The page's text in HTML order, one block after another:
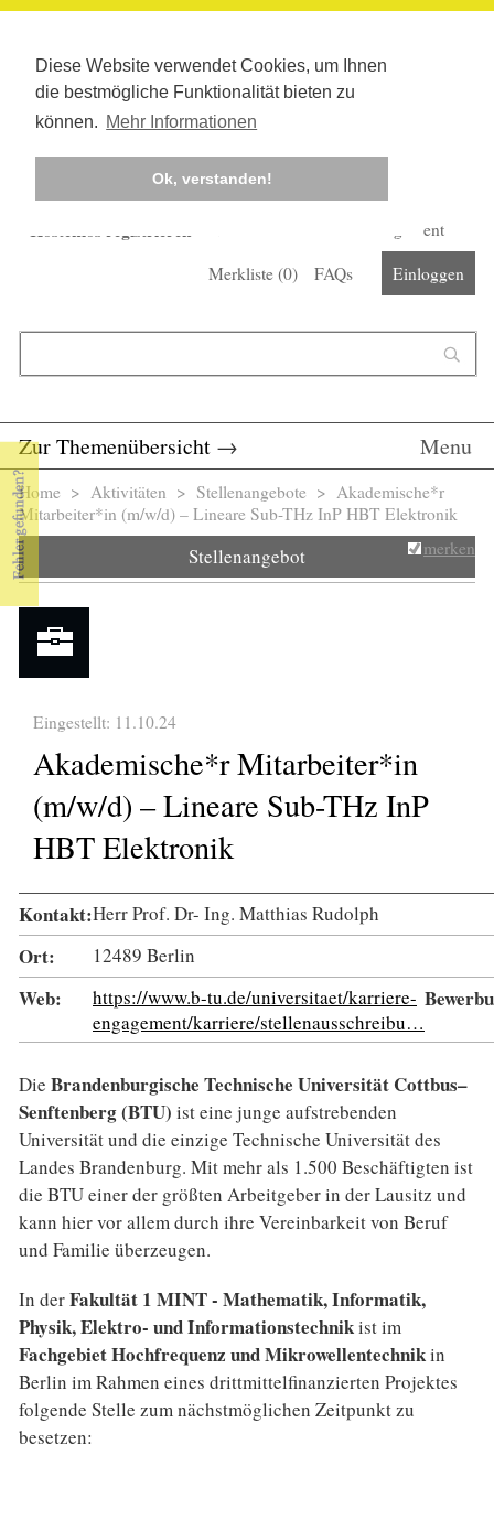
Diese Website verwendet Cookies, um Ihnen
die bestmögliche Funktionalität bieten zu
können. Mehr Informationen
Ok, verstanden!
Kostenlos registrieren
Corona-Management
Merkliste (0) FAQs Einloggen
Zur Themenübersicht → Menu
Sie sind hier
Home > Aktivitäten > Stellenangebote > Akademische*r
Mitarbeiter*in (m/w/d) – Lineare Sub-THz InP HBT Elektronik
Stellenangebot merken
Eingestellt: 11.10.24
Akademische*r Mitarbeiter*in
(m/w/d) – Lineare Sub-THz InP
HBT Elektronik
Kontakt:Herr Prof. Dr- Ing. Matthias Rudolph
Ort: 12489 Berlin
Web:
https://www.b-tu.de/universitaet/karriere-
engagement/karriere/stellenausschreibu…
Die Brandenburgische Technische Universität Cottbus–
Senftenberg (BTU) ist eine junge aufstrebenden
Universität und die einzige Technische Universität des
Landes Brandenburg. Mit mehr als 1.500 Beschäftigten ist
die BTU einer der größten Arbeitgeber in der Lausitz und
kann hier vor allem durch ihre Vereinbarkeit von Beruf
und Familie überzeugen.
In derFakultät 1 MINT - Mathematik, Informatik,
Physik, Elektro- und Informationstechnikist im
FachgebietHochfrequenz und Mikrowellentechnikin
Berlin im Rahmen eines drittmittelfinanzierten Projektes
folgende Stelle zum nächstmöglichen Zeitpunkt zu
besetzen: